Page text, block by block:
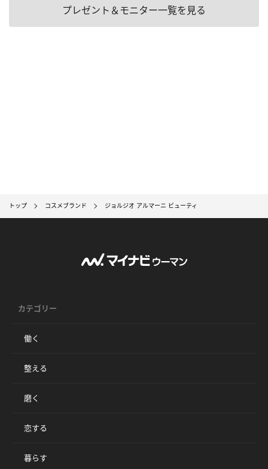
プレゼント＆モニター一覧を見る
トップ コスメブランド ジョルジオ アルマーニ ビューティ
カテゴリー
働く
整える
磨く
恋する
暮らす